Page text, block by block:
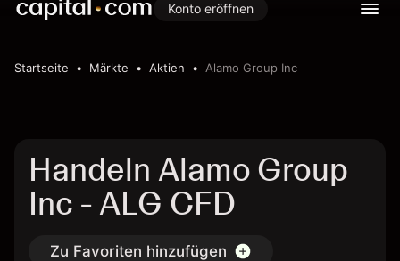
Konto eröffnen
Startseite Märkte Aktien Alamo Group Inc
Handeln Alamo Group
Inc - ALG CFD
Zu Favoriten hinzufügen